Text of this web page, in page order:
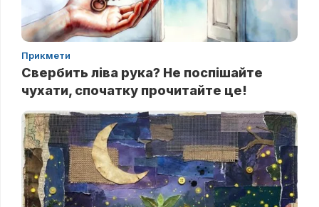
Прикмети
Свербить ліва рука? Не поспішайте
чухати, спочатку прочитайте це!